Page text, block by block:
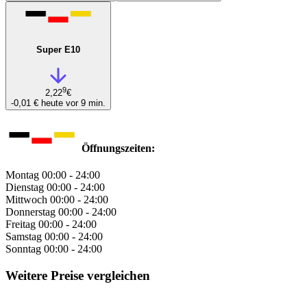
Super E10
2,229€
-0,01 € heute vor 9 min.
Öffnungszeiten:
Montag 00:00 - 24:00
Dienstag 00:00 - 24:00
Mittwoch 00:00 - 24:00
Donnerstag 00:00 - 24:00
Freitag 00:00 - 24:00
Samstag 00:00 - 24:00
Sonntag 00:00 - 24:00
Weitere Preise vergleichen